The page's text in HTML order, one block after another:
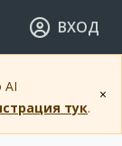
ВХОД
×
AI
тук.